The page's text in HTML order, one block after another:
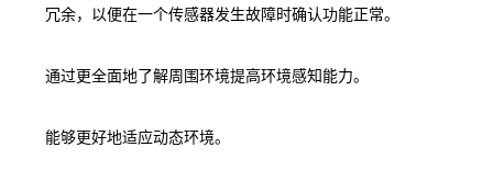
冗余，以便在一个传感器发生故障时确认功能正常。
通过更全面地了解周围环境提高环境感知能力。
能够更好地适应动态环境。